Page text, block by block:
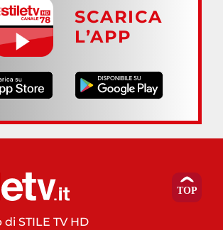
SCARICA
L’APP
STILE TV HD